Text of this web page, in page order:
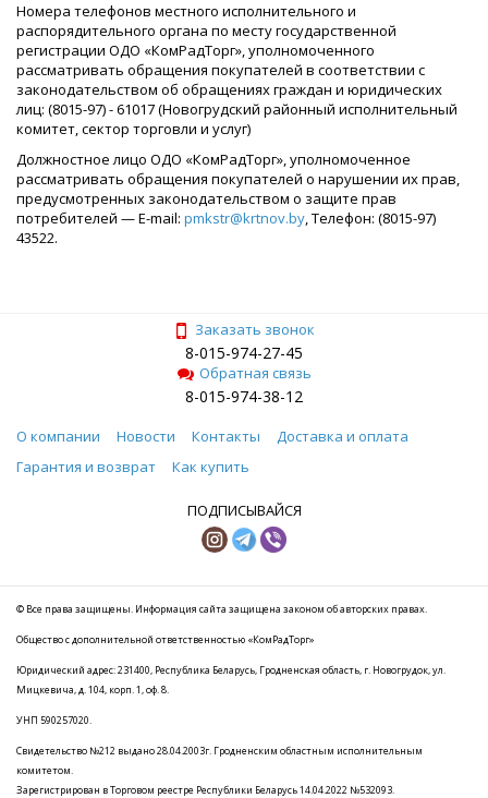
Номера телефонов местного исполнительного и
распорядительного органа по месту государственной
регистрации ОДО «КомРадТорг», уполномоченного
рассматривать обращения покупателей в соответствии с
законодательством об обращениях граждан и юридических
лиц: (8015-97) - 61017 (Новогрудский районный исполнительный
комитет, сектор торговли и услуг)
Должностное лицо ОДО «КомРадТорг», уполномоченное
рассматривать обращения покупателей о нарушении их прав,
предусмотренных законодательством о защите прав
потребителей — E-mail: pmkstr@krtnov.by, Телефон: (8015-97)
43522.
Заказать звонок
8-015-974-27-45
Обратная связь
8-015-974-38-12
О компании Новости Контакты
Доставка и оплата
Гарантия и возврат
Как купить
ПОДПИСЫВАЙСЯ
© Все права защищены. Информация сайта защищена законом об авторских правах.
Общество с дополнительной ответственностью «КомРадТорг»
Юридический адрес: 231400, Республика Беларусь, Гродненская область, г. Новогрудок, ул.
Мицкевича, д. 104, корп. 1, оф. 8.
УНП 590257020.
Свидетельство №212 выдано 28.04.2003г. Гродненским областным исполнительным
комитетом.
Зарегистрирован в Торговом реестре Республики Беларусь 14.04.2022 №532093.